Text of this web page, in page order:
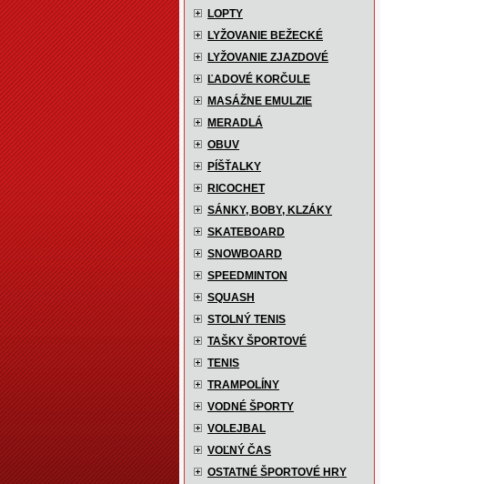
LOPTY
LYŽOVANIE BEŽECKÉ
LYŽOVANIE ZJAZDOVÉ
ĽADOVÉ KORČULE
MASÁŽNE EMULZIE
MERADLÁ
OBUV
PÍŠŤALKY
RICOCHET
SÁNKY, BOBY, KLZÁKY
SKATEBOARD
SNOWBOARD
SPEEDMINTON
SQUASH
STOLNÝ TENIS
TAŠKY ŠPORTOVÉ
TENIS
TRAMPOLÍNY
VODNÉ ŠPORTY
VOLEJBAL
VOĽNÝ ČAS
OSTATNÉ ŠPORTOVÉ HRY